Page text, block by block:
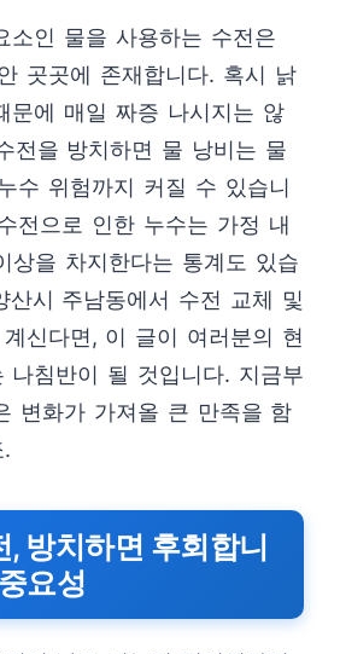
소인 물을 사용하는 수전은
곳곳에 존재합니다. 혹시 낡
문에 매일 짜증 나시지는 않
전을 방치하면 물 낭비는 물
수 위험까지 커질 수 있습니
전으로 인한 누수는 가정 내
상을 차지한다는 통계도 있습
산시 주남동에서 수전 교체 및
신다면, 이 글이 여러분의 현
나침반이 될 것입니다. 지금부
변화가 가져올 큰 만족을 함
, 방치하면 후회합니
요성